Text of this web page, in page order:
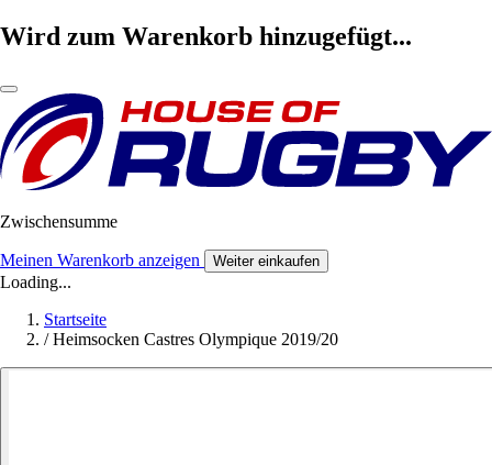
Wird zum Warenkorb hinzugefügt...
Zwischensumme
Meinen Warenkorb anzeigen Weiter einkaufen
Loading...
Startseite
/ Heimsocken Castres Olympique 2019/20